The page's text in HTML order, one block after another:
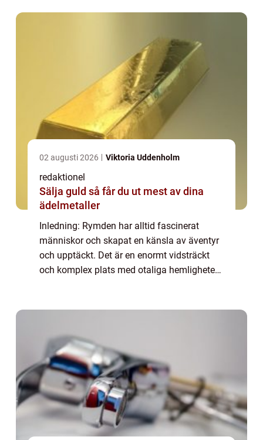
02 augusti 2026 Viktoria Uddenholm
redaktionel
Sälja guld så får du ut mest av dina
ädelmetaller
Inledning: Rymden har alltid fascinerat
människor och skapat en känsla av äventyr
och upptäckt. Det är en enormt vidsträckt
och komplex plats med otaliga hemligheter